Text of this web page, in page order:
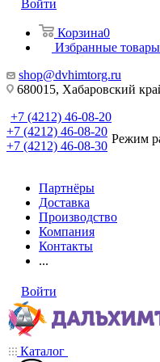
Войти
Корзина0
Избранные товары
shop@dvhimtorg.ru
680015, Хабаровский
+7 (4212) 46-08-20
+7 (4212) 46-08-20
+7 (4212) 46-08-30
Режим
Партнёры
Доставка
Производство
Компания
Контакты
...
Войти
Каталог